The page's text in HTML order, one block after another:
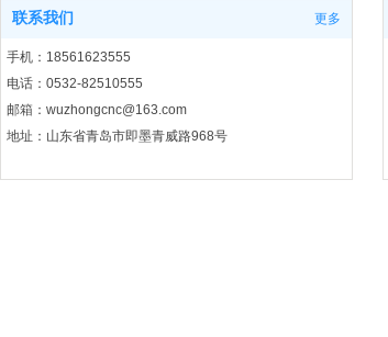
联系我们 更多
手机：18561623555
电话：0532-82510555
邮箱：wuzhongcnc@163.com
地址：山东省青岛市即墨青威路968号